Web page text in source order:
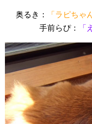
奥るき：
「ラピちゃ
手前らぴ：
「